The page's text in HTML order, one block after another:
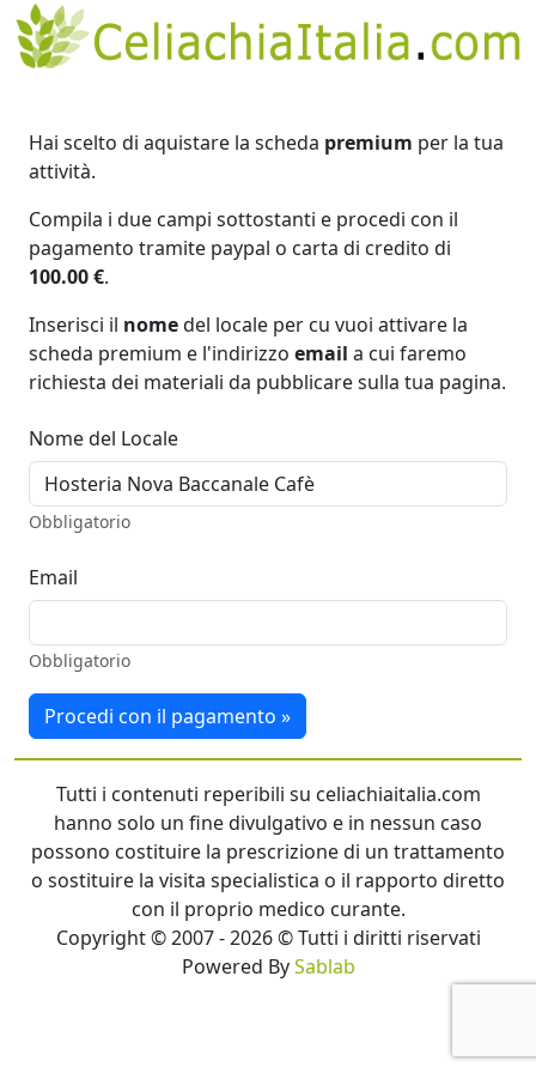
Hai scelto di aquistare la scheda premium per la tua
attività.
Compila i due campi sottostanti e procedi con il
pagamento tramite paypal o carta di credito di
100.00 €.
Inserisci il nomedel locale per cu vuoi attivare la
scheda premium e l'indirizzo email a cui faremo
richiesta dei materiali da pubblicare sulla tua pagina.
Nome del Locale
Obbligatorio
Email
Obbligatorio
Procedi con il pagamento »
Tutti i contenuti reperibili su celiachiaitalia.com
hanno solo un fine divulgativo e in nessun caso
possono costituire la prescrizione di un trattamento
o sostituire la visita specialistica o il rapporto diretto
con il proprio medico curante.
Copyright © 2007 - 2026 © Tutti i diritti riservati
Powered BySablab